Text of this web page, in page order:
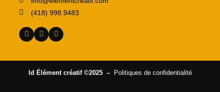
(418) 998.9483
Id Élément créatif ©2025 – Politiques de confidentialité